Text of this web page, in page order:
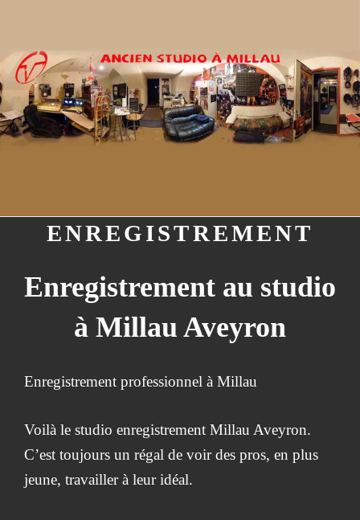
contenu
principal
ENREGISTREMENT
Enregistrement au studio
à Millau Aveyron
Enregistrement professionnel à Millau
Voilà le studio enregistrement Millau Aveyron.
C’est toujours un régal de voir des pros, en plus
jeune, travailler à leur idéal.